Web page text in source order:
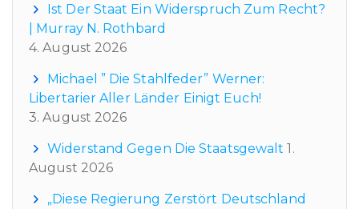
Ist Der Staat Ein Widerspruch Zum Recht?
| Murray N. Rothbard
4. August 2026
Michael ” Die Stahlfeder” Werner:
Libertarier Aller Länder Einigt Euch!
3. August 2026
Widerstand Gegen Die Staatsgewalt 1.
August 2026
„Diese Regierung Zerstört Deutschland